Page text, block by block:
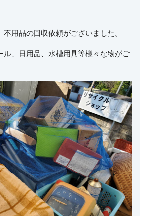
用品の回収依頼がございました。
ル、日用品、水槽用具等様々な物がご